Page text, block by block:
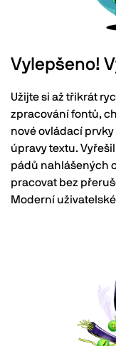
Vylepšeno!
Užijte si až třikrát
zpracování fontů,
nové ovládací
úpravy textu.
pádů nahlášených
pracovat bez
Moderní